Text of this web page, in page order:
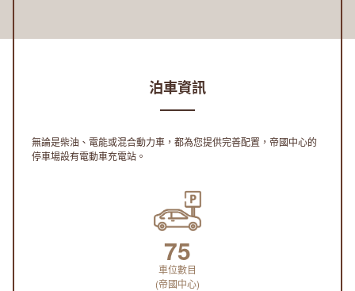
泊車資訊
無論是柴油、電能或混合動力車，都為您提供完善配置，帝國中心的
停車場設有電動車充電站。
75
車位數目
(帝國中心)